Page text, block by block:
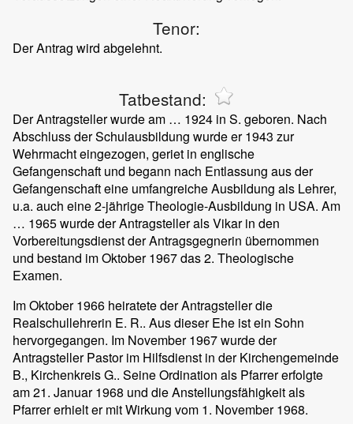
Tenor:
Der Antrag wird abgelehnt.
Tatbestand:
Der Antragsteller wurde am … 1924 in S. geboren. Nach
Abschluss der Schulausbildung wurde er 1943 zur
Wehrmacht eingezogen, geriet in englische
Gefangenschaft und begann nach Entlassung aus der
Gefangenschaft eine umfangreiche Ausbildung als Lehrer,
u.a. auch eine 2-jährige Theologie-Ausbildung in USA. Am
… 1965 wurde der Antragsteller als Vikar in den
Vorbereitungsdienst der Antragsgegnerin übernommen
und bestand im Oktober 1967 das 2. Theologische
Examen.
Im Oktober 1966 heiratete der Antragsteller die
Realschullehrerin E. R.. Aus dieser Ehe ist ein Sohn
hervorgegangen. Im November 1967 wurde der
Antragsteller Pastor im Hilfsdienst in der Kirchengemeinde
B., Kirchenkreis G.. Seine Ordination als Pfarrer erfolgte
am 21. Januar 1968 und die Anstellungsfähigkeit als
Pfarrer erhielt er mit Wirkung vom 1. November 1968.